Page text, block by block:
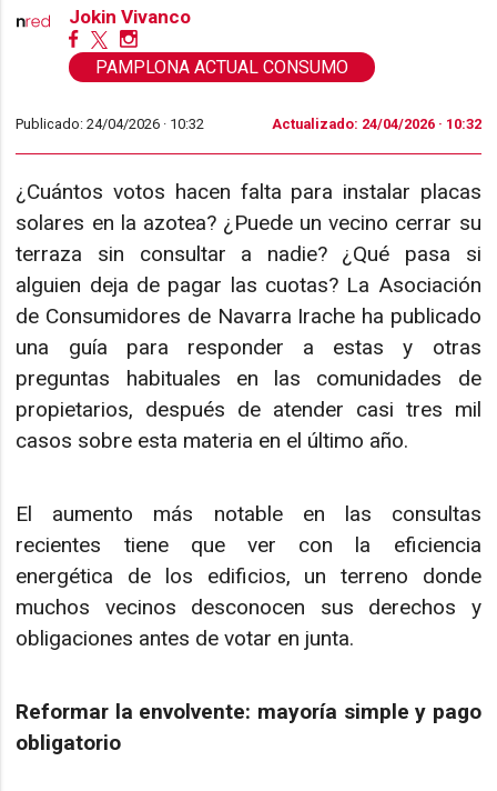
Jokin Vivanco
PAMPLONA ACTUAL CONSUMO
Publicado: 24/04/2026 · 10:32 Actualizado: 24/04/2026 · 10:32
¿Cuántos votos hacen falta para instalar placas
solares en la azotea? ¿Puede un vecino cerrar su
terraza sin consultar a nadie? ¿Qué pasa si
alguien deja de pagar las cuotas? La Asociación
de Consumidores de Navarra Irache ha publicado
una guía para responder a estas y otras
preguntas habituales en las comunidades de
propietarios, después de atender casi tres mil
casos sobre esta materia en el último año.
El aumento más notable en las consultas
recientes tiene que ver con la eficiencia
energética de los edificios, un terreno donde
muchos vecinos desconocen sus derechos y
obligaciones antes de votar en junta.
Reformar la envolvente: mayoría simple y pago
obligatorio